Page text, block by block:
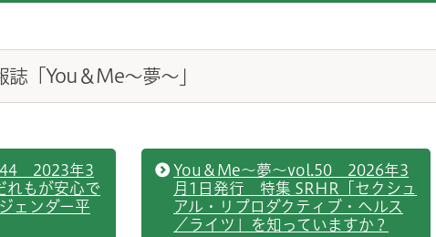
「You＆Me～夢～」
2023年3
もが安心で
ェンダー平
You＆Me～夢～vol.50 2026年3
月1日発行 特集 SRHR「セクシュ
アル・リプロダクティブ・ヘルス
／ライツ」を知っていますか？